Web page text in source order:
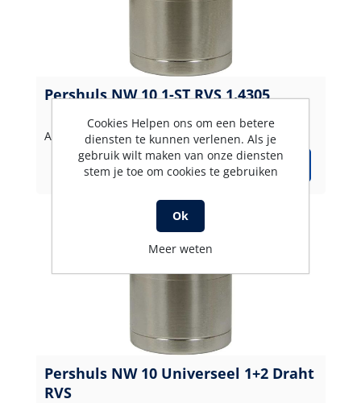
Pershuls NW 10 1-ST RVS 1.4305
Artikelnummer: 31319
Pershuls NW 10 Universeel 1+2 Draht
RVS
Cookies Helpen ons om een betere
diensten te kunnen verlenen. Als je
gebruik wilt maken van onze diensten
stem je toe om cookies te gebruiken
Ok
Meer weten